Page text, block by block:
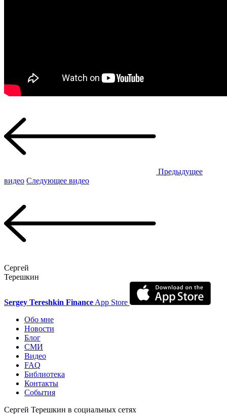
Предыдущее
видео Следующее видео
Сергей
Терешкин
Sergey Tereshkin FinanceApp Store
Обо мне
Новости
Блог
СМИ
Видео
FAQ
Библиотека
Контакты
События
Сергей Терешкин в социальных сетях